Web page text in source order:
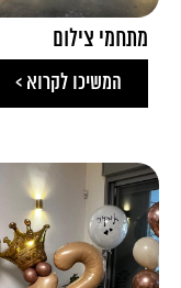
מתחמי צילום
המשיכו לקרוא >